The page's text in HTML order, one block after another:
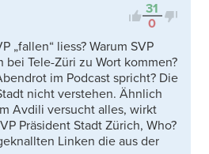
31
0
„fallen“ liess? Warum SVP
Tele-Züri zu Wort kommen?
im Podcast spricht? Die
nicht verstehen. Ähnlich
Avdili versucht alles, wirkt
Präsident Stadt Zürich, Who?
Linken die aus der